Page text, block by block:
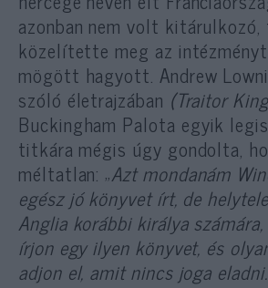
azonban nem volt
közelítette meg az
mögött hagyott. Andrew
szóló életrajzában (Traitor King
Buckingham Palota egyik
titkára mégis úgy gondolta,
méltatlan: „Azt mondanám
egész jó könyvet írt, de
Anglia korábbi királya
írjon egy ilyen könyvet, és
adjon el, amit nincs joga eladni.